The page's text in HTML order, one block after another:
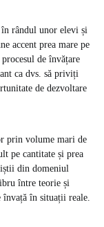
rândul unor elevi și
accent prea mare pe
de învățare
ca dvs. să priviți
de dezvoltare
prin volume mari de
pe cantitate și prea
din domeniul
între teorie și
învață în situații reale.